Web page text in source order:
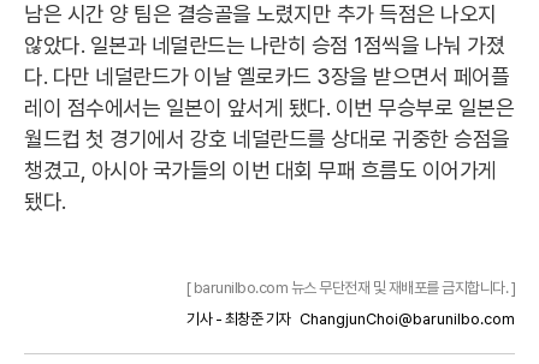
남은 시간 양 팀은 결승골을 노렸지만 추가 득점은 나오지
않았다. 일본과 네덜란드는 나란히 승점 1점씩을 나눠 가졌
다. 다만 네덜란드가 이날 옐로카드 3장을 받으면서 페어플
레이 점수에서는 일본이 앞서게 됐다. 이번 무승부로 일본은
월드컵 첫 경기에서 강호 네덜란드를 상대로 귀중한 승점을
챙겼고, 아시아 국가들의 이번 대회 무패 흐름도 이어가게
됐다.
[ barunilbo.com 뉴스 무단전재 및 재배포를 금지합니다. ]
기사 - 최창준 기자 ChangjunChoi@barunilbo.com